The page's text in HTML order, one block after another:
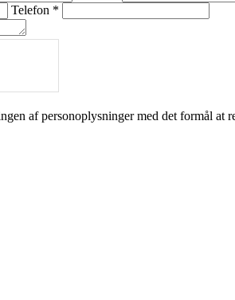
Telefon *
af personoplysninger med det formål at